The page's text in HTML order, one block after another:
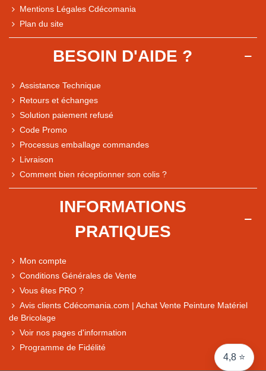
4,8 ⭐
Comparaison des performances du magasin
Express, Chez vous, Point relais, Retrait magasin
Mentions Légales Cdécomania
Plan du site
BESOIN D'AIDE ?
Assistance Technique
Retours et échanges
Solution paiement refusé
Code Promo
Processus emballage commandes
Livraison
Comment bien réceptionner son colis ?
INFORMATIONS
PRATIQUES
Mon compte
Conditions Générales de Vente
Vous êtes PRO ?
Avis clients Cdécomania.com | Achat Vente Peinture Matériel
de Bricolage
Voir nos pages d'information
Programme de Fidélité